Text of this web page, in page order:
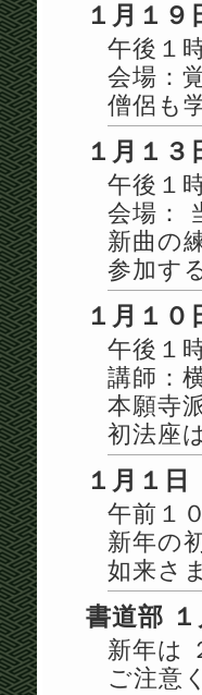
１月１
午後１
会場：
僧侶も
１月１
午後１
会場：
新曲の
参加す
１月１
午後１
講師：
本願寺
初法座
１月１日
午前１
新年の
如来さ
書道部
新年は
ご注意